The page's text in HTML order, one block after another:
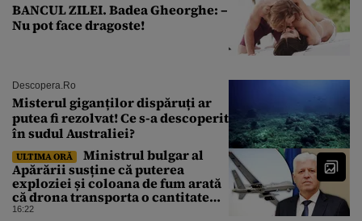
BANCUL ZILEI. Badea Gheorghe: –
Nu pot face dragoste!
Descopera.ro
Misterul giganților dispăruți ar
putea fi rezolvat! Ce s-a descoperit
în sudul Australiei?
ULTIMA ORĂ
Ministrul bulgar al
Apărării susține că puterea
exploziei și coloana de fum arată
că drona transporta o cantitate
semnificativă de exploziv
16:22